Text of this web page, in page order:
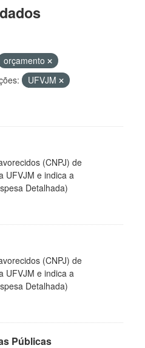
orçamento
UFVJM
(CNPJ) de
UFVJM e indica a
Detalhada)
(CNPJ) de
UFVJM e indica a
Detalhada)
Públicas